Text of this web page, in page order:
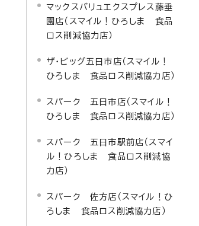
マックスバリュエクスプレス藤垂
園店（スマイル！ひろしま 食品
ロス削減協力店）
ザ・ビッグ五日市店（スマイル！
ひろしま 食品ロス削減協力店）
スパーク 五日市店（スマイル！
ひろしま 食品ロス削減協力店）
スパーク 五日市駅前店（スマイ
ル！ひろしま 食品ロス削減協
力店）
スパーク 佐方店（スマイル！ひ
ろしま 食品ロス削減協力店）